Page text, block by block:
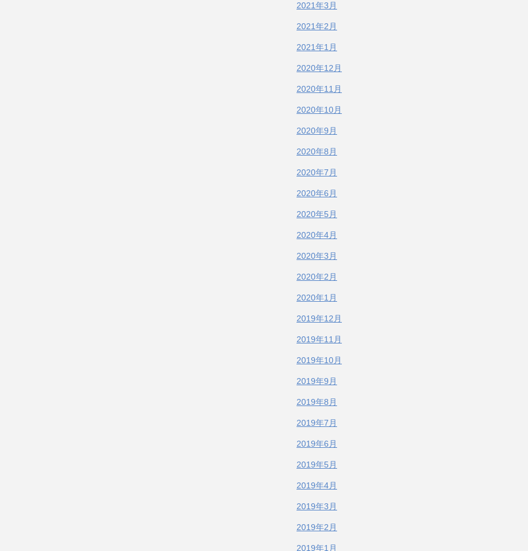
2021年3月
2021年2月
2021年1月
2020年12月
2020年11月
2020年10月
2020年9月
2020年8月
2020年7月
2020年6月
2020年5月
2020年4月
2020年3月
2020年2月
2020年1月
2019年12月
2019年11月
2019年10月
2019年9月
2019年8月
2019年7月
2019年6月
2019年5月
2019年4月
2019年3月
2019年2月
2019年1月